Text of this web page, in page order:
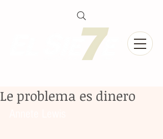
Le problema es dinero